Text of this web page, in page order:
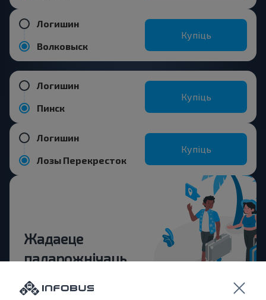
Логишин
Волковыск
Купіць
Логишин
Пинск
Купіць
Логишин
Лозы Перекресток
Купіць
Жадаеце
падарожнічаць
танней?